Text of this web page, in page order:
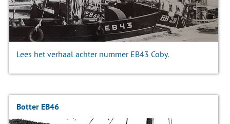
Lees het verhaal achter nummer EB43 Coby.
Botter EB46